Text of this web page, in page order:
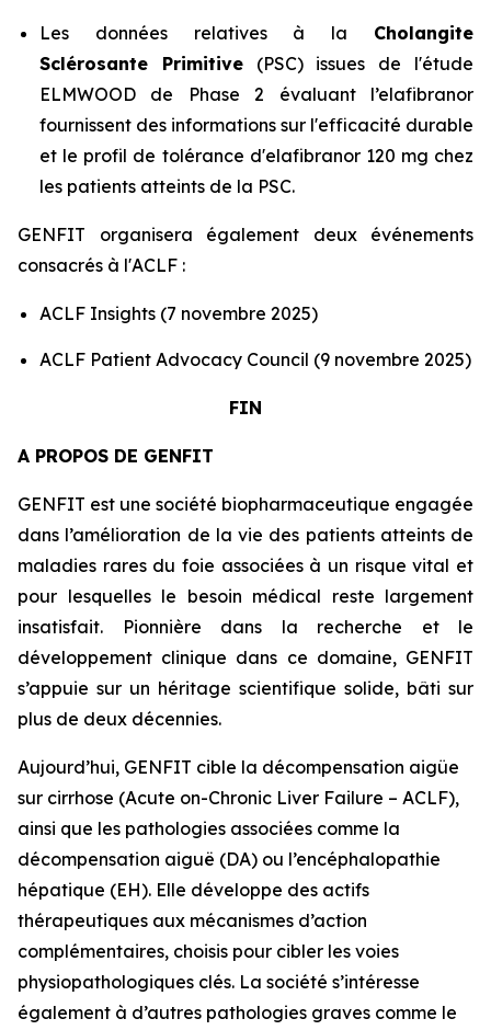
Les données relatives à la Cholangite
Sclérosante Primitive(PSC) issues de l'étude
ELMWOOD de Phase 2 évaluant l’elafibranor
fournissent des informations sur l'efficacité durable
et le profil de tolérance d'elafibranor 120 mg chez
les patients atteints de la PSC.
GENFIT organisera également deux événements
consacrés à l'ACLF :
ACLF Insights (7 novembre 2025)
ACLF Patient Advocacy Council (9 novembre 2025)
FIN
A PROPOS DE GENFIT
GENFIT est une société biopharmaceutique engagée
dans l’amélioration de la vie des patients atteints de
maladies rares du foie associées à un risque vital et
pour lesquelles le besoin médical reste largement
insatisfait. Pionnière dans la recherche et le
développement clinique dans ce domaine, GENFIT
s’appuie sur un héritage scientifique solide, bâti sur
plus de deux décennies.
Aujourd’hui, GENFIT cible la décompensation aigüe
sur cirrhose (Acute on-Chronic Liver Failure – ACLF),
ainsi que les pathologies associées comme la
décompensation aiguë (DA) ou l’encéphalopathie
hépatique (EH). Elle développe des actifs
thérapeutiques aux mécanismes d’action
complémentaires, choisis pour cibler les voies
physiopathologiques clés. La société s’intéresse
également à d’autres pathologies graves comme le